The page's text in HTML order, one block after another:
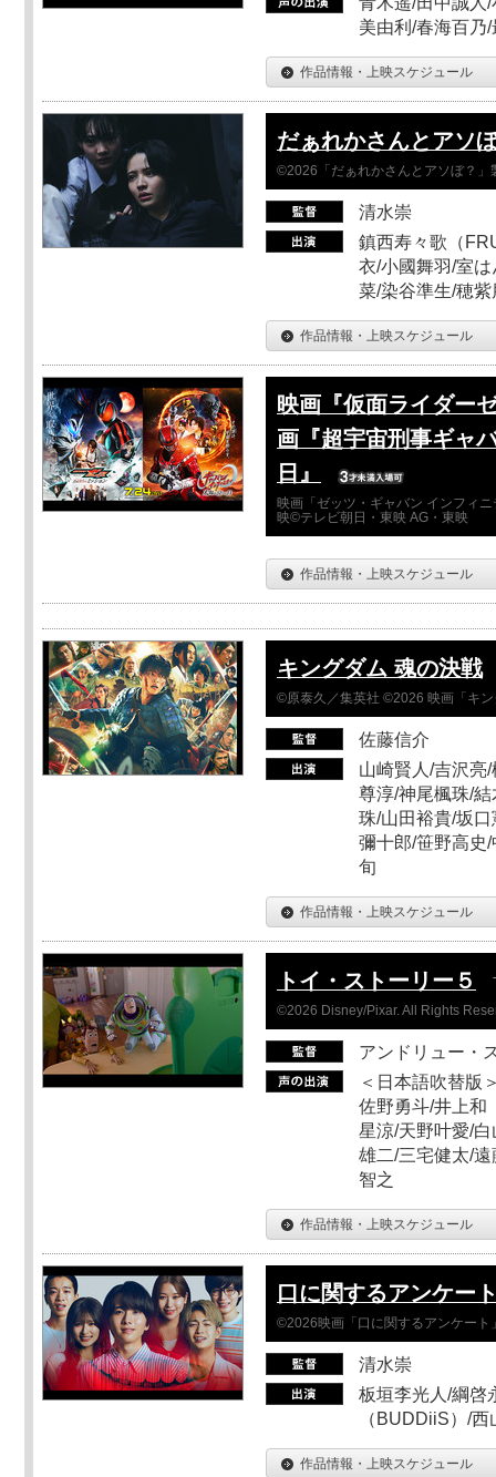
美由利/春海百乃
作品情報・上映スケジュール
だぁれかさんとアソ
©2026「だぁれかさんとアソぼ？」
清水崇
鎮西寿々歌（
衣/小國舞羽/室
菜/染谷準生/穂
作品情報・上映スケジュール
映画『仮面ライダー
画『超宇宙刑事ギャ
日』
映画「ゼッツ・ギャバン インフィ
映©テレビ朝日・東映 AG・東映
作品情報・上映スケジュール
キングダム 魂の決戦
©原泰久／集英社 ©2026 映画「キ
佐藤信介
山崎賢人/吉沢亮
尊淳/神尾楓珠/
珠/山田裕貴/坂
彌十郎/笹野高史
旬
作品情報・上映スケジュール
トイ・ストーリー５
©2026 Disney/Pixar. All Rights
アンドリュー・
＜日本語吹替版
佐野勇斗/井上和
星涼/天野叶愛/
雄二/三宅健太/
智之
作品情報・上映スケジュール
口に関するアンケー
©2026映画「口に関するアンケート
清水崇
板垣李光人/綱啓
（BUDDiiS）/
作品情報・上映スケジュール